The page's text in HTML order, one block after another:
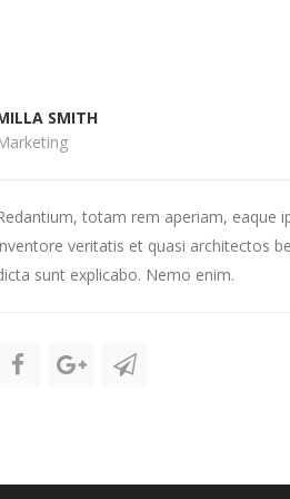
SMITH
totam rem aperiam, eaque
veritatis et quasi architectos
sunt explicabo. Nemo enim.